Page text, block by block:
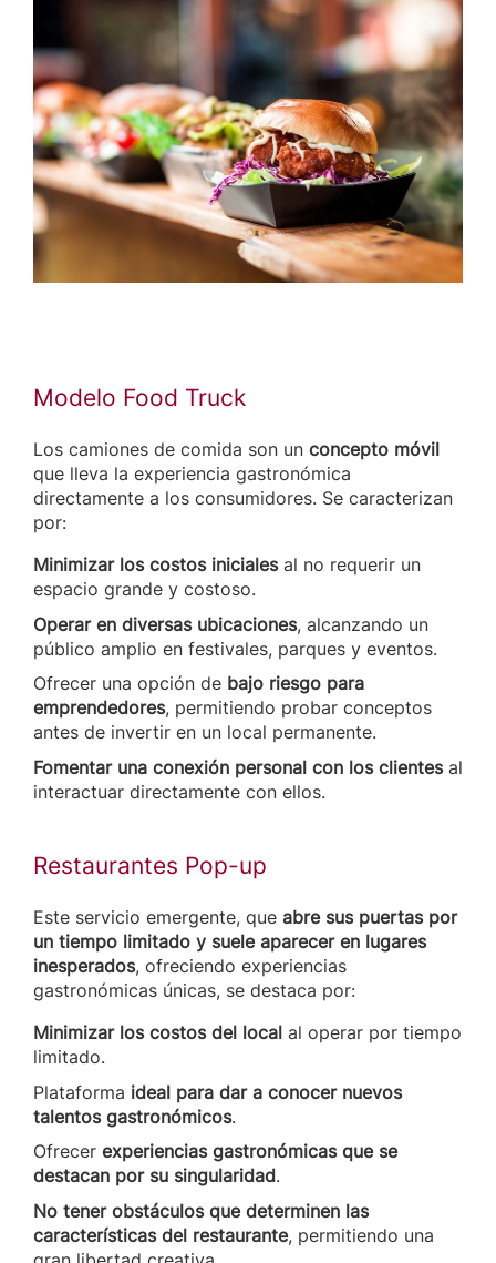
Modelo Food Truck
Los camiones de comida son un concepto móvil
que lleva la experiencia gastronómica
directamente a los consumidores. Se caracterizan
por:
Minimizar los costos inicialesal no requerir un
espacio grande y costoso.
Operar en diversas ubicaciones, alcanzando un
público amplio en festivales, parques y eventos.
Ofrecer una opción de bajo riesgo para
emprendedores, permitiendo probar conceptos
antes de invertir en un local permanente.
Fomentar una conexión personal con los clientesal
interactuar directamente con ellos.
Restaurantes Pop-up
Este servicio emergente, que abre sus puertas por
un tiempo limitado y suele aparecer en lugares
inesperados, ofreciendo experiencias
gastronómicas únicas, se destaca por:
Minimizar los costos del local al operar por tiempo
limitado.
Plataforma ideal para dar a conocer nuevos
talentos gastronómicos.
Ofrecer experiencias gastronómicas que se
destacan por su singularidad.
No tener obstáculos que determinen las
características del restaurante, permitiendo una